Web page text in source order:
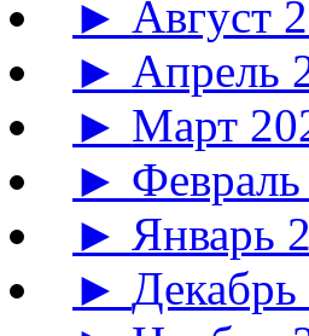
► Август
► Апрель
► Март
►
► Январь
►Декабрь